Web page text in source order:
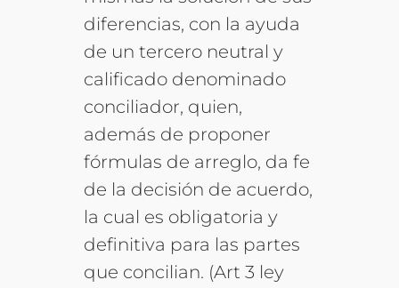
diferencias, con la ayuda
de un tercero neutral y
calificado denominado
conciliador, quien,
además de proponer
fórmulas de arreglo, da fe
de la decisión de acuerdo,
la cual es obligatoria y
definitiva para las partes
que concilian. (Art 3 ley